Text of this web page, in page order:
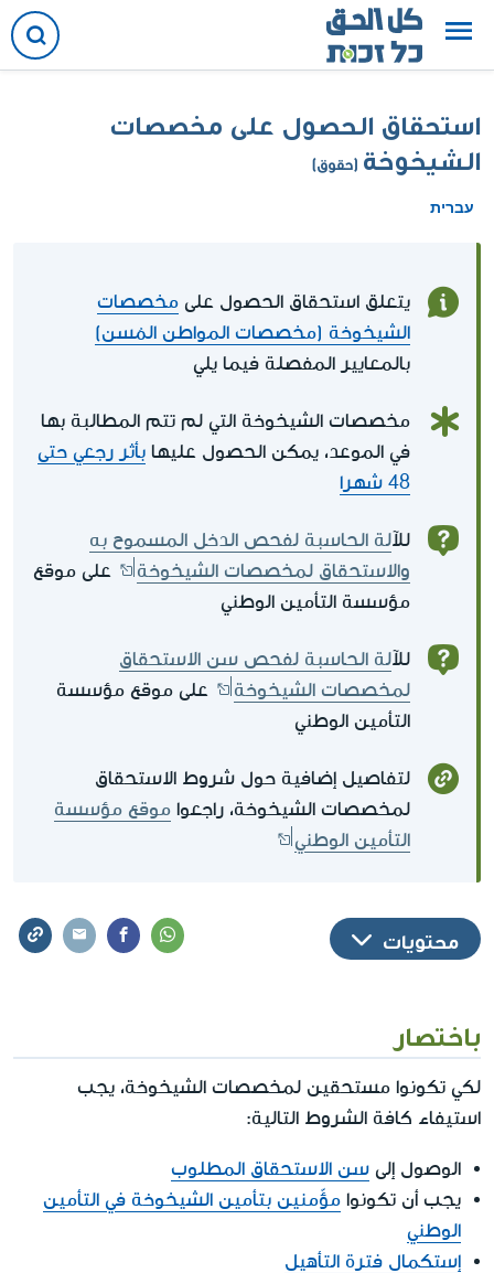
استحقاق الحصول على مخصصات
الشيخوخة (حقوق)
עברית
يتعلق استحقاق الحصول على مخصصات
الشيخوخة (مخصصات المواطن المُسن)
بالمعايير المفصلة فيما يلي
مخصصات الشيخوخة التي لم تتم المطالبة بها
في الموعد، يمكن الحصول عليها بأثر رجعي حتى
48 شهرا
للآلة الحاسبة لفحص الدخل المسموح به
والاستحقاق لمخصصات الشيخوخة
على موقع
مؤسسة التأمين الوطني
للآلة الحاسبة لفحص سن الاستحقاق
لمخصصات الشيخوخة
على موقع مؤسسة
التأمين الوطني
لتفاصيل إضافية حول شروط الاستحقاق
لمخصصات الشيخوخة، راجعوا موقع مؤسسة
التأمين الوطني
محتويات
باختصار
لكي تكونوا مستحقين لمخصصات الشيخوخة، يجب
استيفاء كافة الشروط التالية:
الوصول إلى سن الاستحقاق المطلوب
يجب أن تكونوا مؤّمنين بتأمين الشيخوخة في التأمين
الوطني
إستكمال فترة التأهيل